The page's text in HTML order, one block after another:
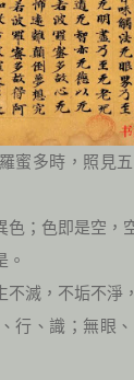
蜜多時，照見
；色即是空，
。
滅，不垢不淨
行、識；無眼